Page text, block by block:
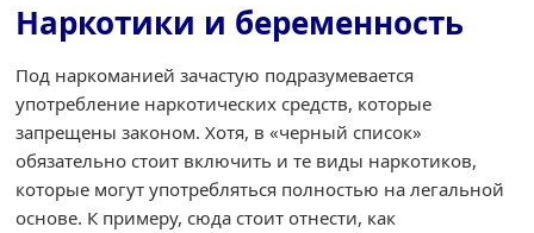
Наркотики и беременность
Под наркоманией зачастую подразумевается
употребление наркотических средств, которые
запрещены законом. Хотя, в «черный список»
обязательно стоит включить и те виды наркотиков,
которые могут употребляться полностью на легальной
основе. К примеру, сюда стоит отнести, как